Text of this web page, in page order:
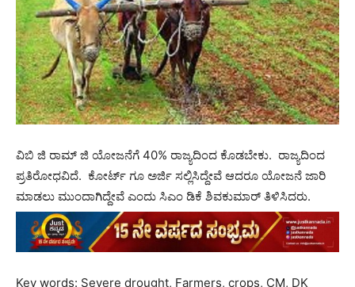
ವಿಬಿ ಜಿ ರಾಮ್ ಜಿ ಯೋಜನೆಗೆ 40% ರಾಜ್ಯದಿಂದ ಕೊಡಬೇಕು. ರಾಜ್ಯದಿಂದ
ಪ್ರತಿರೋಧವಿದೆ. ಕೋರ್ಟ್ ಗೂ ಅರ್ಜಿ ಸಲ್ಲಿಸಿದ್ದೇವೆ ಆದರೂ ಯೋಜನೆ ಜಾರಿ
ಮಾಡಲು ಮುಂದಾಗಿದ್ದೇವೆ ಎಂದು ಸಿಎಂ ಡಿಕೆ ಶಿವಕುಮಾರ್ ತಿಳಿಸಿದರು.
Key words: Severe drought, Farmers, crops, CM, DK